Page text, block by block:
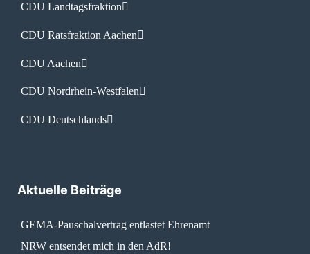
CDU Landtagsfraktion
CDU Ratsfraktion Aachen
CDU Aachen
CDU Nordrhein-Westfalen
CDU Deutschlands
Aktuelle Beiträge
GEMA-Pauschalvertrag entlastet Ehrenamt
NRW entsendet mich in den AdR!